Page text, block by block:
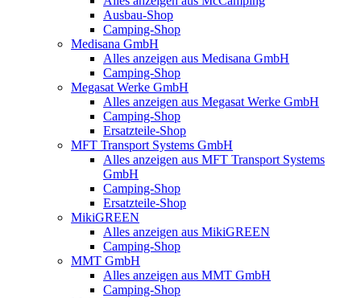
Ausbau-Shop
Camping-Shop
Medisana GmbH
Alles anzeigen aus Medisana GmbH
Camping-Shop
Megasat Werke GmbH
Alles anzeigen aus Megasat Werke GmbH
Camping-Shop
Ersatzteile-Shop
MFT Transport Systems GmbH
Alles anzeigen aus MFT Transport Systems
GmbH
Camping-Shop
Ersatzteile-Shop
MikiGREEN
Alles anzeigen aus MikiGREEN
Camping-Shop
MMT GmbH
Alles anzeigen aus MMT GmbH
Camping-Shop